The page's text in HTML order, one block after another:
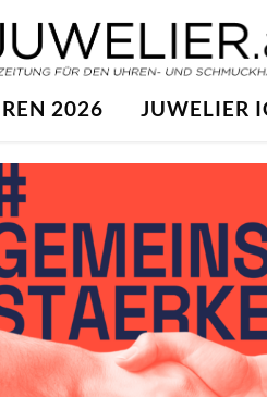
2026 JUWELIER